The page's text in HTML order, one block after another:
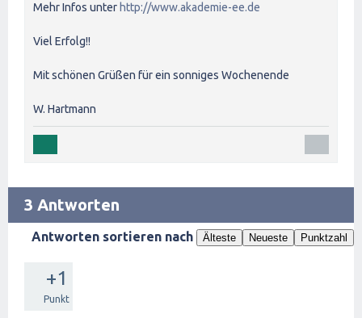
Mehr Infos unter http://www.akademie-ee.de
Viel Erfolg!!
Mit schönen Grüßen für ein sonniges Wochenende
W. Hartmann
3 Antworten
Antworten sortieren nach Älteste Neueste Punktzahl
+1
Punkt